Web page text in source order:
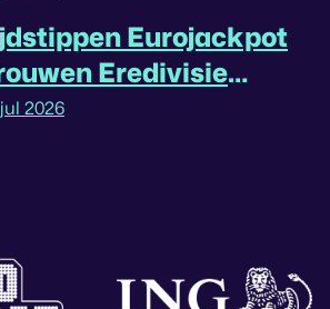
Eurojackpot
Eredivisie
2026